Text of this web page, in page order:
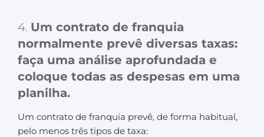
4. Um contrato de franquia
normalmente prevê diversas taxas:
faça uma análise aprofundada e
coloque todas as despesas em uma
planilha.
Um contrato de franquia prevê, de forma habitual,
pelo menos três tipos de taxa: